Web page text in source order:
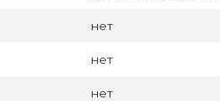
нет
нет
нет